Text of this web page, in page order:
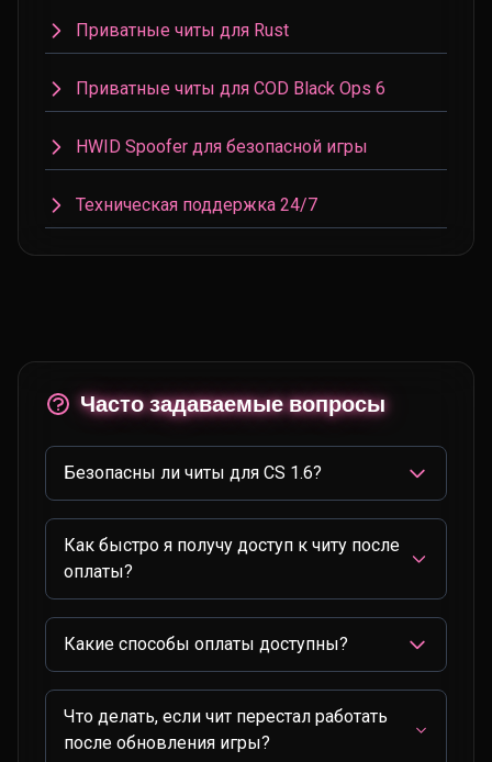
Приватные читы для Rust
Приватные читы для COD Black Ops 6
HWID Spoofer для безопасной игры
Техническая поддержка 24/7
Часто задаваемые вопросы
Безопасны ли читы для CS 1.6?
Как быстро я получу доступ к читу после
оплаты?
Какие способы оплаты доступны?
Что делать, если чит перестал работать
после обновления игры?